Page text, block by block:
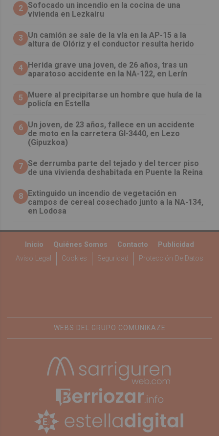
2 Sofocado un incendio en la cocina de una
vivienda en Lezkairu
3
Un camión se sale de la vía en la AP-15 a la
altura de Olóriz y el conductor resulta herido
4
Herida grave una joven, de 26 años, tras un
aparatoso accidente en la NA-122, en Lerín
5
Muere al precipitarse un hombre que huía de la
policía en Estella
6 Un joven, de 23 años, fallece en un accidente
de moto en la carretera GI-3440, en Lezo
(Gipuzkoa)
7 Se derrumba parte del tejado y del tercer piso
de una vivienda deshabitada en Puente la Reina
8
Extinguido un incendio de vegetación en
campos de cereal cosechado junto a la NA-134,
en Lodosa
Inicio Quiénes Somos Contacto
Publicidad
Aviso Legal
Cookies Seguridad Protección De Datos
WEBS DEL GRUPO COMUNIKAZE